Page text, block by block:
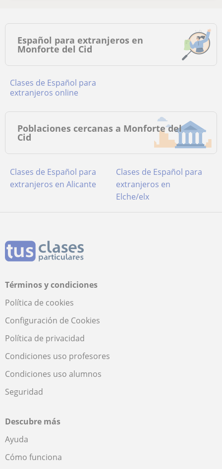
Español para extranjeros en
Monforte del Cid
Clases de Español para
extranjeros online
Poblaciones cercanas a Monforte del
Cid
Clases de Español para
extranjeros en Alicante
Clases de Español para
extranjeros en
Elche/elx
Términos y condiciones
Política de cookies
Configuración de Cookies
Política de privacidad
Condiciones uso profesores
Condiciones uso alumnos
Seguridad
Descubre más
Ayuda
Cómo funciona